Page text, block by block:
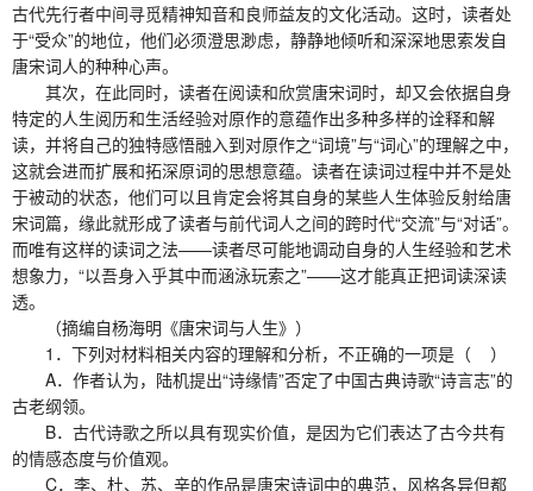
古代先行者中间寻觅精神知音和良师益友的文化活动。这时，读者处
于“受众”的地位，他们必须澄思渺虑，静静地倾听和深深地思索发自
唐宋词人的种种心声。
其次，在此同时，读者在阅读和欣赏唐宋词时，却又会依据自身
特定的人生阅历和生活经验对原作的意蕴作出多种多样的诠释和解
读，并将自己的独特感悟融入到对原作之“词境”与“词心”的理解之中，
这就会进而扩展和拓深原词的思想意蕴。读者在读词过程中并不是处
于被动的状态，他们可以且肯定会将其自身的某些人生体验反射给唐
宋词篇，缘此就形成了读者与前代词人之间的跨时代“交流”与“对话”。
而唯有这样的读词之法——读者尽可能地调动自身的人生经验和艺术
想象力，“以吾身入乎其中而涵泳玩索之”——这才能真正把词读深读
透。
（摘编自杨海明《唐宋词与人生》）
1．下列对材料相关内容的理解和分析，不正确的一项是（ ）
A．作者认为，陆机提出“诗缘情”否定了中国古典诗歌“诗言志”的
古老纲领。
B．古代诗歌之所以具有现实价值，是因为它们表达了古今共有
的情感态度与价值观。
C．李、杜、苏、辛的作品是唐宋诗词中的典范，风格各异但都